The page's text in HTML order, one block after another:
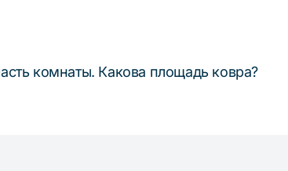
комнаты. Какова площадь ковра?